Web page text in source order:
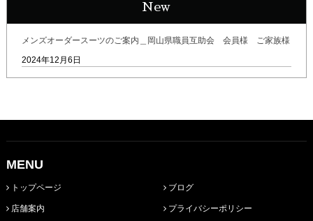
New
メンズオーダースーツのご案内＿岡山県職員互助会 会員様 ご家族様
2024年12月6日
MENU
トップページ
店舗案内
ブログ
プライバシーポリシー